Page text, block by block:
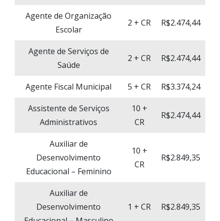
Agente de Organização
Escolar
2 + CR R$2.474,44
Agente de Serviços de
Saúde
2 + CR R$2.474,44
Agente Fiscal Municipal 5 + CR
R$3.374,24
Assistente de Serviços
Administrativos
10 +
CR
R$2.474,44
Auxiliar de
Desenvolvimento
Educacional – Feminino
10 +
CR
R$2.849,35
Auxiliar de
Desenvolvimento
1 + CR R$2.849,35